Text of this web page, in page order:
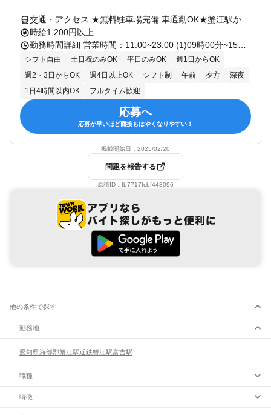
時給1,200円以上
シフト自由 土日祝のみOK 平日のみOK
週1日からOK
週2・3日からOK
週4日以上OK シフト制 午前 夕方
深夜
1日4時間以内OK
フルタイム歓迎
応募へ
応募が早いほど面接もはやくなりやすい！
掲載開始日： 2025/02/20
問題を報告する
原稿ID： fb7717fcbf443096
他の条件で探す
勤務地
愛知県海部郡蟹江駅近鉄蟹江駅富吉駅
職種
特徴